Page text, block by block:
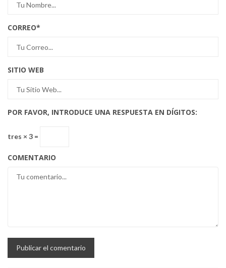
CORREO*
SITIO WEB
POR FAVOR, INTRODUCE UNA RESPUESTA EN DÍGITOS:
tres × 3 =
COMENTARIO